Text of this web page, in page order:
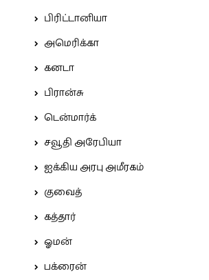
பிரிட்டானியா
அமெரிக்கா
கனடா
பிரான்சு
டென்மார்க்
சவூதி அரேபியா
ஐக்கிய அரபு அமீரகம்
குவைத்
கத்தார்
ஓமன்
பக்ரைன்